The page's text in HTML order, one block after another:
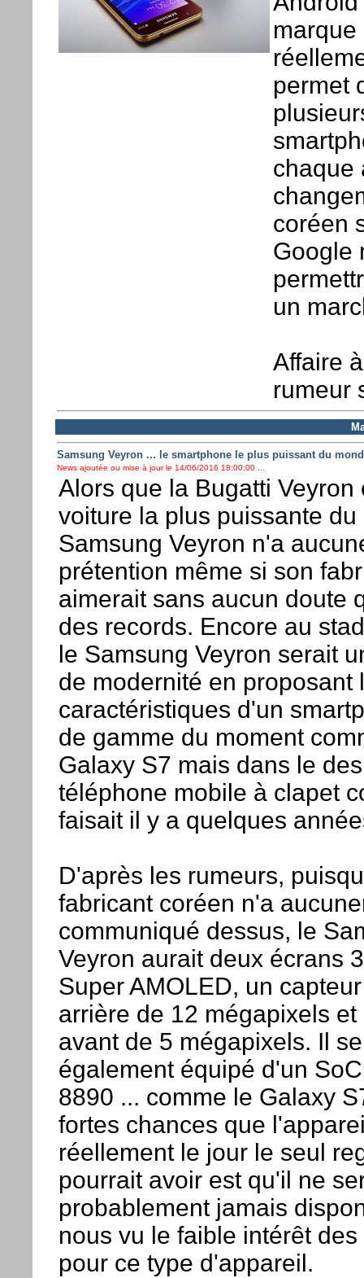
marque
permet
chaque
coréen
Google
un
Affaire
rumeur
Samsung Veyron ... le smartphone le plus puissant du
News ajoutée ou mise à jour le 14/06/2016 18:00:00 ...
Alors que la Bugatti Veyron
voiture la plus puissante du
Samsung Veyron n'a
prétention même si son
aimerait sans aucun doute
des records. Encore au
le Samsung Veyron serait
de modernité en proposant
caractéristiques d'un
de gamme du moment
Galaxy S7 mais dans le
téléphone mobile à clapet
faisait il y a quelques
D'après les rumeurs,
fabricant coréen n'a
communiqué dessus, le
Veyron aurait deux écrans
Super AMOLED, un
arrière de 12 mégapixels et
avant de 5 mégapixels. Il
également équipé d'un
8890 ... comme le Galaxy
fortes chances que
réellement le jour le seul
pourrait avoir est qu'il ne
probablement jamais
nous vu le faible intérêt
pour ce type d'appareil.